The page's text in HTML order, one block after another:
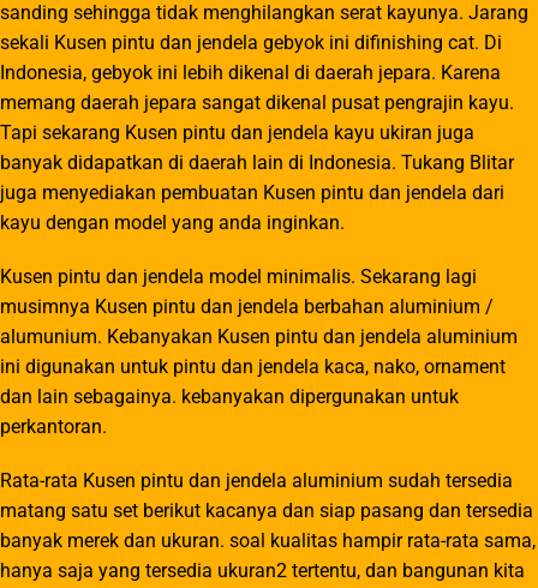
sanding sehingga tidak menghilangkan serat kayunya. Jarang
sekali Kusen pintu dan jendela gebyok ini difinishing cat. Di
Indonesia, gebyok ini lebih dikenal di daerah jepara. Karena
memang daerah jepara sangat dikenal pusat pengrajin kayu.
Tapi sekarang Kusen pintu dan jendela kayu ukiran juga
banyak didapatkan di daerah lain di Indonesia. Tukang Blitar
juga menyediakan pembuatan Kusen pintu dan jendela dari
kayu dengan model yang anda inginkan.
Kusen pintu dan jendela model minimalis. Sekarang lagi
musimnya Kusen pintu dan jendela berbahan aluminium /
alumunium. Kebanyakan Kusen pintu dan jendela aluminium
ini digunakan untuk pintu dan jendela kaca, nako, ornament
dan lain sebagainya. kebanyakan dipergunakan untuk
perkantoran.
Rata-rata Kusen pintu dan jendela aluminium sudah tersedia
matang satu set berikut kacanya dan siap pasang dan tersedia
banyak merek dan ukuran. soal kualitas hampir rata-rata sama,
hanya saja yang tersedia ukuran2 tertentu, dan bangunan kita